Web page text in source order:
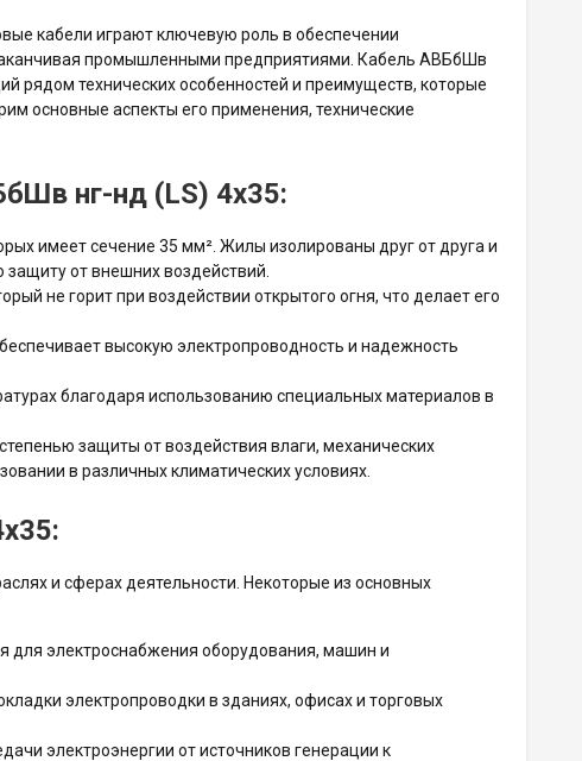
кабели играют ключевую роль в обеспечении
промышленными предприятиями. Кабель АВБбШв
рядом технических особенностей и преимуществ, которые
основные аспекты его применения, технические
нг-нд (LS) 4х35:
имеет сечение 35 мм². Жилы изолированы друг от друга и
от внешних воздействий.
не горит при воздействии открытого огня, что делает его
высокую электропроводность и надежность
благодаря использованию специальных материалов в
защиты от воздействия влаги, механических
в различных климатических условиях.
и сферах деятельности. Некоторые из основных
для электроснабжения оборудования, машин и
электропроводки в зданиях, офисах и торговых
электроэнергии от источников генерации к